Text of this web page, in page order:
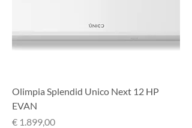
Olimpia Splendid Unico Next 12 HP
EVAN
Prijs
€ 1.899,00